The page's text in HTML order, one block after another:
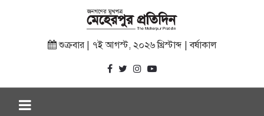
শুক্রবার | ৭ই আগস্ট, ২০২৬ খ্রিস্টাব্দ | বর্ষাকাল